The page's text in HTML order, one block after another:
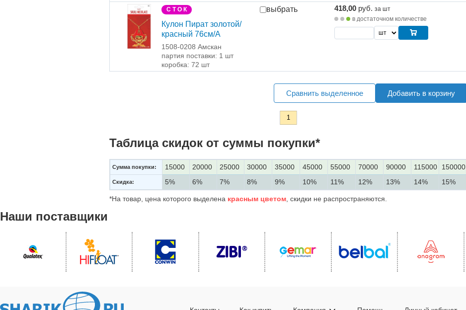
С Т О К
Кулон Пират золотой/
красный 76см/A
1508-0208 Амскан
партия поставки: 1 шт
коробка: 72 шт
выбрать 418,00 руб. за шт
в достаточном количестве
Сравнить выделенное Добавить в корзину
1
Таблица скидок от суммы покупки*
Сумма покупки: 15000 20000 25000 30000 35000 45000 55000 70000 90000 115000 150000
Скидка: 5% 6% 7% 8% 9% 10% 11% 12% 13% 14% 15%
*На товар, цена которого выделена красным цветом , скидки не распространяются.
Наши поставщики